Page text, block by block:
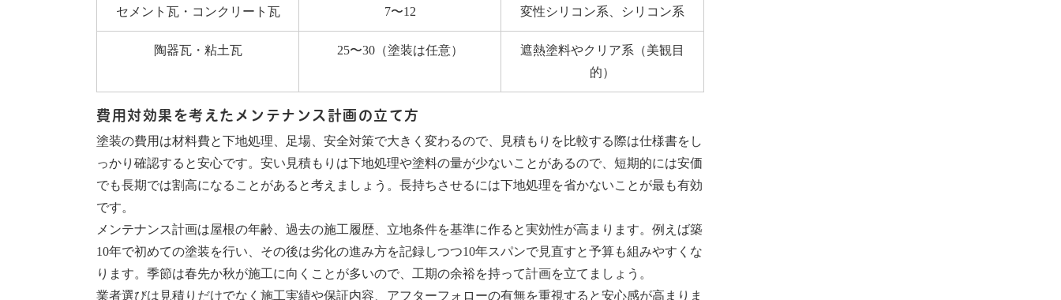
セメント瓦・コンクリート瓦 7〜12 変性シリコン系、シリコン系
陶器瓦・粘土瓦 25〜30（塗装は任意）
遮熱塗料やクリア系（美観目
的）
費用対効果を考えたメンテナンス計画の立て方
塗装の費用は材料費と下地処理、足場、安全対策で大きく変わるので、見積もりを比較する際は仕様書をし
っかり確認すると安心です。安い見積もりは下地処理や塗料の量が少ないことがあるので、短期的には安価
でも長期では割高になることがあると考えましょう。長持ちさせるには下地処理を省かないことが最も有効
です。
メンテナンス計画は屋根の年齢、過去の施工履歴、立地条件を基準に作ると実効性が高まります。例えば築
10年で初めての塗装を行い、その後は劣化の進み方を記録しつつ10年スパンで見直すと予算も組みやすくな
ります。季節は春先か秋が施工に向くことが多いので、工期の余裕を持って計画を立てましょう。
業者選びは見積りだけでなく施工実績や保証内容、アフターフォローの有無を重視すると安心感が高まりま